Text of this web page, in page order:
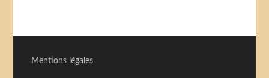
Mentions légales